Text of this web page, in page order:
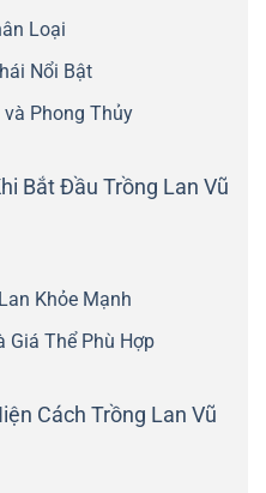
Loại
Nổi Bật
Phong Thủy
Bắt Đầu Trồng Lan Vũ
Khỏe Mạnh
Giá Thể Phù Hợp
Cách Trồng Lan Vũ